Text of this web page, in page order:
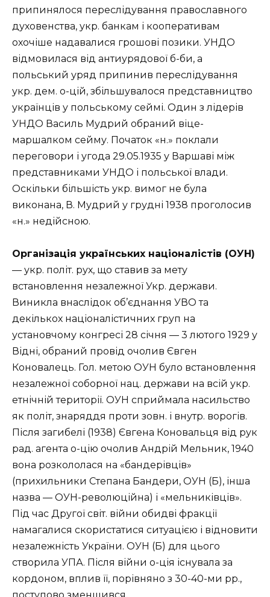
припинялося переслідування православного
духовенства, укр. банкам і кооперативам
охочіше надавалися грошові позики. УНДО
відмовилася від антиурядової б-би, а
польський уряд припинив переслідування
укр. дем. о-цій, збільшувалося представництво
українців у польському сеймі. Один з лідерів
УНДО Василь Мудрий обраний віце-
маршалком сейму. Початок «н.» поклали
переговори і угода 29.05.1935 у Варшаві між
представниками УНДО і польської влади.
Оскільки більшість укр. вимог не була
виконана, В. Мудрий у грудні 1938 проголосив
«н.» недійсною.
Організація українських націоналістів (ОУН)
— укр. політ. рух, що ставив за мету
встановлення незалежної Укр. держави.
Виникла внаслідок об’єднання УВО та
декількох націоналістичних груп на
установчому конгресі 28 січня — 3 лютого 1929 у
Відні, обраний провід очолив Євген
Коновалець. Гол. метою ОУН було встановлення
незалежної соборної нац. держави на всій укр.
етнічній території. ОУН сприймала насильство
як політ, знаряддя проти зовн. і внутр. ворогів.
Після загибелі (1938) Євгена Коновальця від рук
рад. агента о-цію очолив Андрій Мельник, 1940
вона розкололася на «бандерівців»
(прихильники Степана Бандери, ОУН (Б), інша
назва — ОУН-революційна) і «мельниківців».
Під час Другої світ. війни обидві фракції
намагалися скористатися ситуацією і відновити
незалежність України. ОУН (Б) для цього
створила УПА. Після війни о-ція існувала за
кордоном, вплив її, порівняно з 30-40-ми рр.,